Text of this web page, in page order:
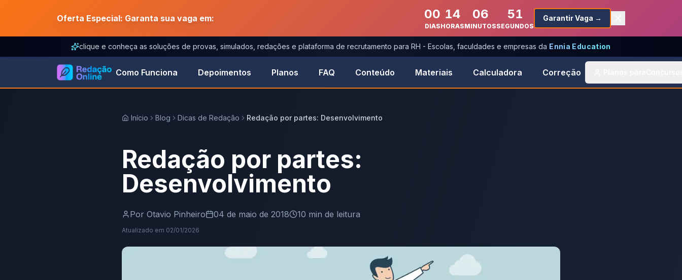
Oferta Especial: Garanta sua vaga em: 00
DIAS
14
HORAS
06
MINUTOS
51
SEGUNDOS
Garantir Vaga →
clique e conheça as soluções de provas, simulados, redações e plataforma de recrutamento para RH - Escolas, faculdades e empresas da Ennia Education
Como Funciona Depoimentos Planos FAQ Conteúdo Materiais Calculadora Correção
Início Blog Dicas de Redação Redação por partes: Desenvolvimento
Redação por partes:
Desenvolvimento
Por Otavio Pinheiro 04 de maio de 2018 10 min de leitura
Atualizado em 02/01/2026